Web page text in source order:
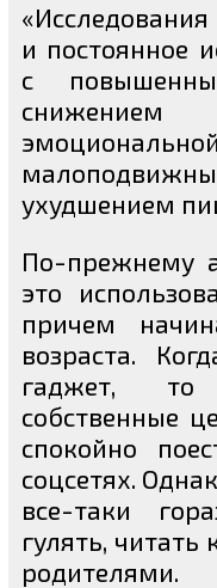
и постоянное
с
ухудшением
По-прежнему
это
причем
возраста.
гаджет, то
собственные
спокойно
соцсетях.
все-таки
гулять, читать
родителями.